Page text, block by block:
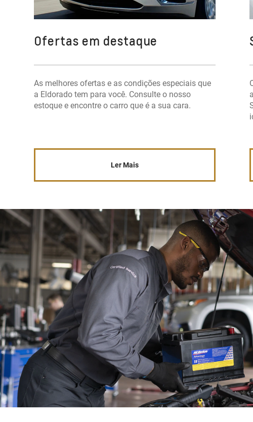
Ofertas em destaque
As melhores ofertas e as condições especiais que
a Eldorado tem para você. Consulte o nosso
estoque e encontre o carro que é a sua cara.
Ler Mais